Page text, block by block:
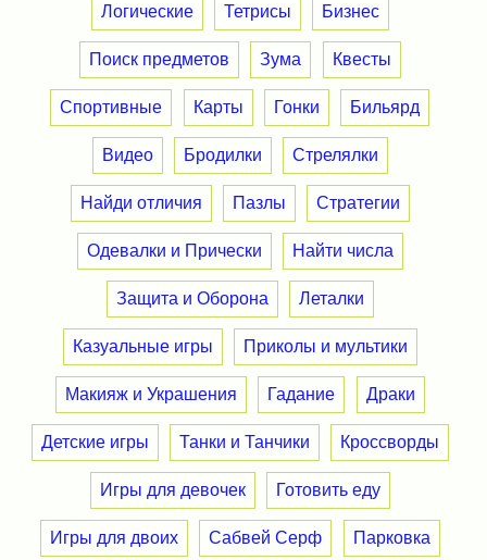
Логические Тетрисы Бизнес
Поиск предметов Зума Квесты
Спортивные Карты Гонки Бильярд
Видео Бродилки Стрелялки
Найди отличия Пазлы Стратегии
Одевалки и Прически Найти числа
Защита и Оборона Леталки
Казуальные игры Приколы и мультики
Макияж и Украшения Гадание Драки
Детские игры Танки и Танчики Кроссворды
Игры для девочек Готовить еду
Игры для двоих Сабвей Серф Парковка